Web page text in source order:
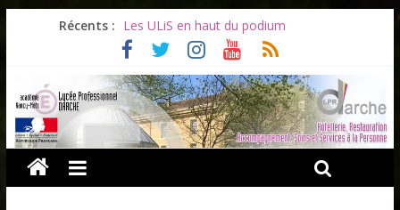
Récents : Les ULiS en haut du podium
Océane et la promotion du bénévolat
Bonnes vacances à tous !
Infos rentrée septembre 2026
Soirée d’adieux au Lycée Darche